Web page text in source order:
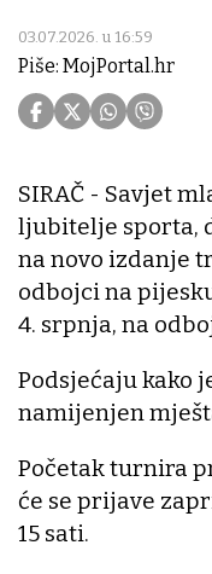
03.07.2026. u 16:59
Piše: MojPortal.hr
SIRAČ - Savjet
ljubitelje sporta,
na novo izdanje
odbojci na
4. srpnja, na
Podsjećaju kako
namijenjen
Početak turnira
će se prijave
15 sati.